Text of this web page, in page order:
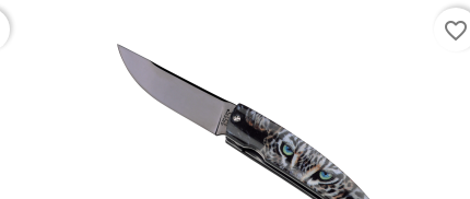
favorite_border